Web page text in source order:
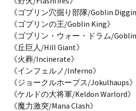
《ゴブリン穴掘り部隊/Goblin
《ゴブリンの王/Goblin King》
《ゴブリン・ウォー・ドラム/Goblin
《丘巨人/Hill Giant》
《火葬/Incinerate》
《インフェルノ/Inferno》
《ジョークルホープス/Jokulhaups》
《ケルドの大将軍/Keldon Warlord》
《魔力激突/Mana Clash》